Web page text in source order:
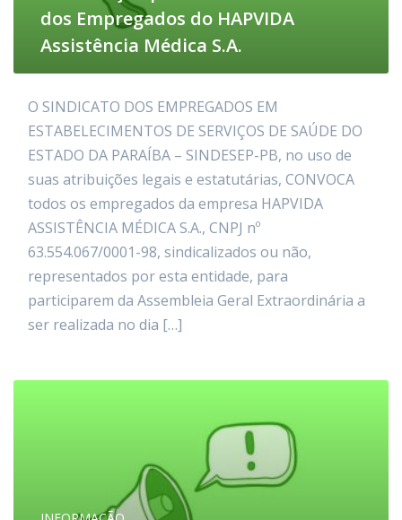
dos Empregados do HAPVIDA
Assistência Médica S.A.
O SINDICATO DOS EMPREGADOS EM
ESTABELECIMENTOS DE SERVIÇOS DE SAÚDE DO
ESTADO DA PARAÍBA – SINDESEP-PB, no uso de
suas atribuições legais e estatutárias, CONVOCA
todos os empregados da empresa HAPVIDA
ASSISTÊNCIA MÉDICA S.A., CNPJ nº
63.554.067/0001-98, sindicalizados ou não,
representados por esta entidade, para
participarem da Assembleia Geral Extraordinária a
ser realizada no dia […]